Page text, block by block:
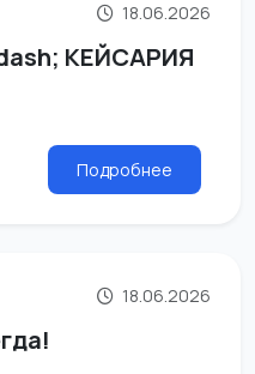
18.06.2026
КЕЙСАРИЯ
Подробнее
18.06.2026